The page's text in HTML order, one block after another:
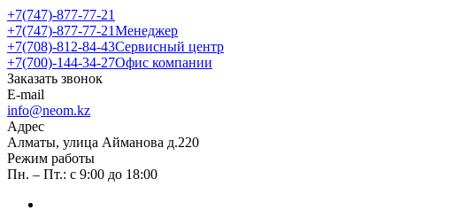
+7(747)-877-77-21
+7(747)-877-77-21Менеджер
+7(708)-812-84-43Сервисный центр
+7(700)-144-34-27Офис компании
Заказать звонок
E-mail
info@neom.kz
Адрес
Алматы, улица Айманова д.220
Режим работы
Пн. – Пт.: с 9:00 до 18:00